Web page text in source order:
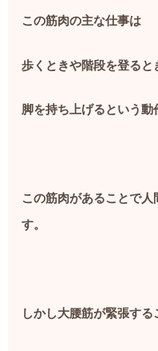
この筋肉の主な仕事は
歩くときや階段を登ると
脚を持ち上げるという動
この筋肉があることで
す。
しかし大腰筋が緊張する